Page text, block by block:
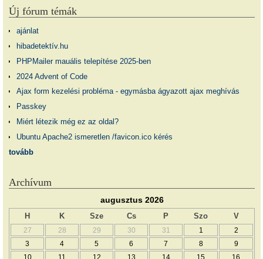
Új fórum témák
ajánlat
hibadetektív.hu
PHPMailer mauális telepítése 2025-ben
2024 Advent of Code
Ajax form kezelési probléma - egymásba ágyazott ajax meghívás
Passkey
Miért létezik még ez az oldal?
Ubuntu Apache2 ismeretlen /favicon.ico kérés
tovább
Archívum
augusztus 2026
H K Sze Cs P Szo V
27 28 29 30 31 1
2
3
4 5 6 7 8
9
10
11 12 13 14 15 16